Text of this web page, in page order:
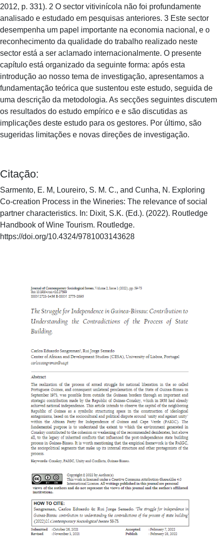
2012, p. 331). 2 O sector vitivinícola não foi profundamente
analisado e estudado em pesquisas anteriores. 3 Este sector
desempenha um papel importante na economia nacional, e o
reconhecimento da qualidade do trabalho realizado neste
sector está a ser aclamado internacionalmente. O presente
capítulo está organizado da seguinte forma: após esta
introdução ao nosso tema de investigação, apresentamos a
fundamentação teórica que sustentou este estudo, seguida de
uma descrição da metodologia. As secções seguintes discutem
os resultados do estudo empírico e e são discutidas as
implicações deste estudo para os gestores. Por último, são
sugeridas limitações e novas direções de investigação.
Citação:
Sarmento, E. M, Loureiro, S. M. C., and Cunha, N. Exploring
Co-creation Process in the Wineries: The relevance of social
partner characteristics. In: Dixit, S.K. (Ed.). (2022). Routledge
Handbook of Wine Tourism. Routledge.
https://doi.org/10.4324/9781003143628